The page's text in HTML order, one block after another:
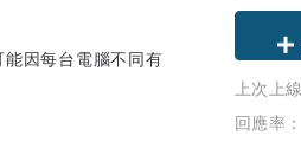
上次上
回應率：
因每台電腦不同有